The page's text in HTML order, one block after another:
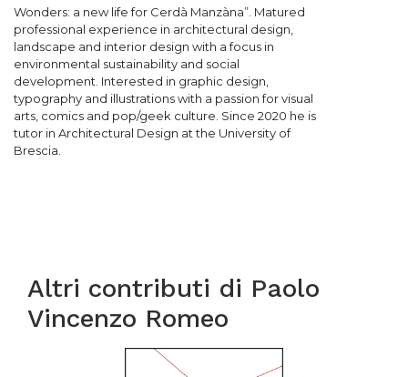
Wonders: a new life for Cerdà Manzàna”. Matured
professional experience in architectural design,
landscape and interior design with a focus in
environmental sustainability and social
development. Interested in graphic design,
typography and illustrations with a passion for visual
arts, comics and pop/geek culture. Since 2020 he is
tutor in Architectural Design at the University of
Brescia.
Altri contributi di Paolo
Vincenzo Romeo